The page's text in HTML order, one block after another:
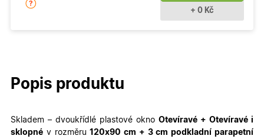
+ 0 Kč
Popis produktu
Skladem – dvoukřídlé plastové okno Otevíravé + Otevíravé i
sklopné v rozměru120x90 cm + 3 cm podkladní parapetní